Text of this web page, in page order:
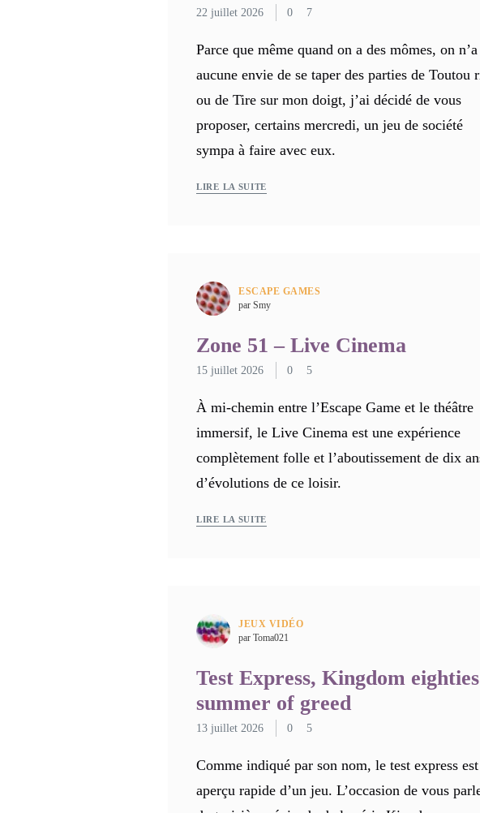
22 juillet 2026 0 7
Parce que même quand on a des mômes, on n’a
aucune envie de se taper des parties de Toutou
ou de Tire sur mon doigt, j’ai décidé de vous
proposer, certains mercredi, un jeu de société
sympa à faire avec eux.
LIRE LA SUITE
ESCAPE GAMES
par Smy
Zone 51 – Live Cinema
15 juillet 2026 0 5
À mi-chemin entre l’Escape Game et le théâtre
immersif, le Live Cinema est une expérience
complètement folle et l’aboutissement de dix
d’évolutions de ce loisir.
LIRE LA SUITE
JEUX VIDÉO
par Toma021
Test Express, Kingdom
summer of greed
13 juillet 2026 0 5
Comme indiqué par son nom, le test express
aperçu rapide d’un jeu. L’occasion de vous